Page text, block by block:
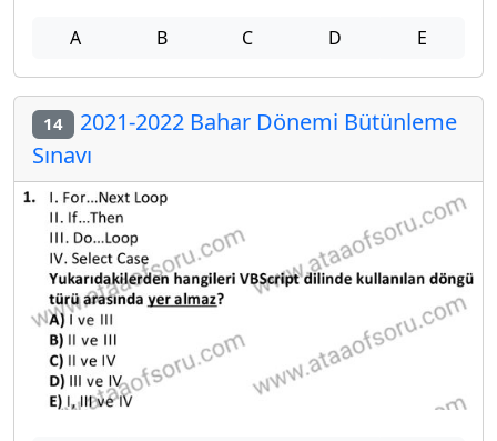
A B C D E
14 2021-2022 Bahar Dönemi Bütünleme
Sınavı